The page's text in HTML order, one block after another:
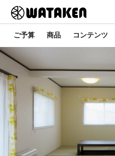
ご予算 商品 コンテンツ